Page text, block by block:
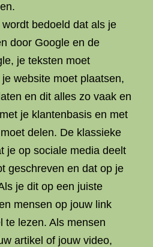
wordt bedoeld dat als je
door Google en de
je teksten moet
website moet plaatsen,
en dit alles zo vaak en
je klantenbasis en met
delen. De klassieke
je op sociale media deelt
geschreven en dat op je
je dit op een juiste
mensen op jouw link
te lezen. Als mensen
artikel of jouw video,